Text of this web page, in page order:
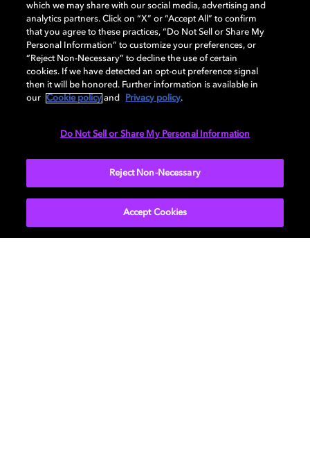
téléviseur, s'ils sont pris en charge.
Prêt à transformer votre divertissement à la maison
avec Dolby Vision ?En suivant ces étapes simples,
quelle que soit la manière dont vous choisissez de
regarder, vous obtiendrez la meilleure expérience
guide
pratique.
which we may share with our social media, advertising and
analytics partners. Click on “X” or “Accept All” to confirm
that you agree to these practices, “Do Not Sell or Share My
Personal Information” to customize your preferences, or
“Reject Non-Necessary” to decline the use of certain
cookies. If we have detected an opt-out preference signal
then it will be honored. Further information is available in
our
Cookie policy and Privacy policy.
Do Not Sell or Share My Personal Information
Reject Non-Necessary
Accept Cookies